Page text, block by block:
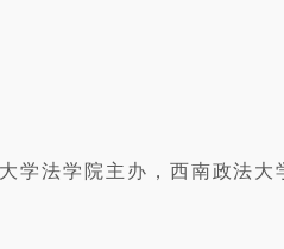
学法学院主办，西南政法大